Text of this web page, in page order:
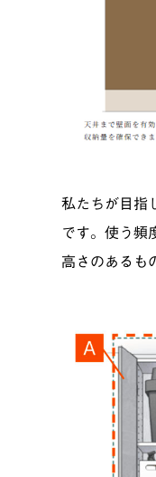
私たちが目指
です。使う頻
高さのあるも